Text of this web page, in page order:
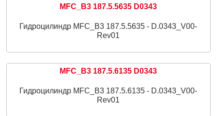
MFC_B3 187.5.5635 D0343
Гидроцилиндр MFC_B3 187.5.5635 - D.0343_V00-
Rev01
MFC_B3 187.5.6135 D0343
Гидроцилиндр MFC_B3 187.5.6135 - D.0343_V00-
Rev01